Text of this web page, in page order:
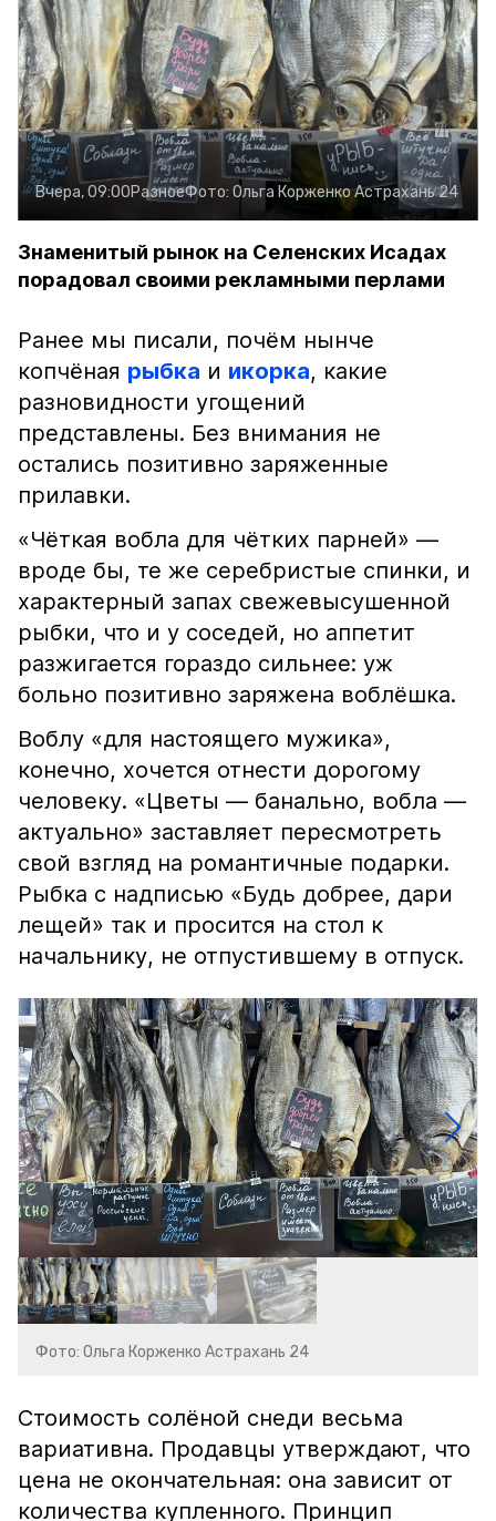
Вчера, 09:00РазноеФото: Ольга КорженкоАстрахань 24
Знаменитый рынок на Селенских Исадах
порадовал своими рекламными перлами
Ранее мы писали, почём нынче
копчёная рыбка и икорка, какие
разновидности угощений
представлены. Без внимания не
остались позитивно заряженные
прилавки.
«Чёткая вобла для чётких парней» —
вроде бы, те же серебристые спинки, и
характерный запах свежевысушенной
рыбки, что и у соседей, но аппетит
разжигается гораздо сильнее: уж
больно позитивно заряжена воблёшка.
Воблу «для настоящего мужика»,
конечно, хочется отнести дорогому
человеку. «Цветы — банально, вобла —
актуально» заставляет пересмотреть
свой взгляд на романтичные подарки.
Рыбка с надписью «Будь добрее, дари
лещей» так и просится на стол к
начальнику, не отпустившему в отпуск.
Фото: Ольга Корженко Астрахань 24
Стоимость солёной снеди весьма
вариативна. Продавцы утверждают, что
цена не окончательная: она зависит от
количества купленного. Принцип